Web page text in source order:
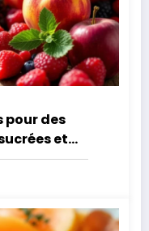
pour des
et